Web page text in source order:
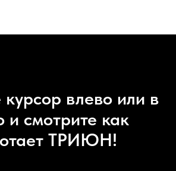
курсор влево или в
и смотрите как
ТРИЮН!